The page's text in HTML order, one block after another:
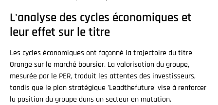
L'analyse des cycles économiques et
leur effet sur le titre
Les cycles économiques ont façonné la trajectoire du titre
Orange sur le marché boursier. La valorisation du groupe,
mesurée par le PER, traduit les attentes des investisseurs,
tandis que le plan stratégique 'Leadthefuture' vise à renforcer
la position du groupe dans un secteur en mutation.